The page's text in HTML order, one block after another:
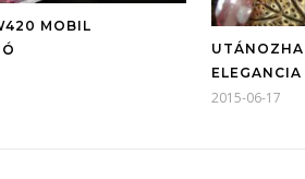
MOBIL
ELEGANCIA
2015-06-17